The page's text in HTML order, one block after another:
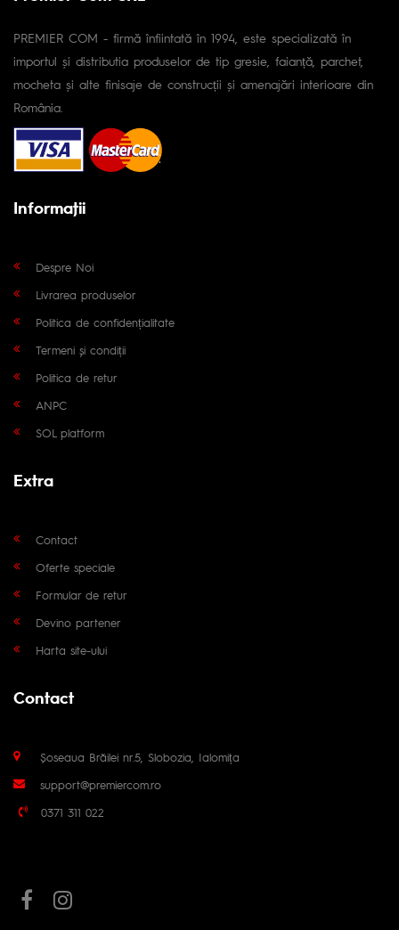
PREMIER COM - firmă înfiintată în 1994, este specializată în
importul și distributia produselor de tip gresie, faianță, parchet,
mocheta și alte finisaje de construcții și amenajări interioare din
România.
Informaţii
Despre Noi
Livrarea produselor
Politica de confidențialitate
Termeni și condiții
Politica de retur
ANPC
SOL platform
Extra
Contact
Oferte speciale
Formular de retur
Devino partener
Harta site-ului
Contact
Șoseaua Brăilei nr.5, Slobozia, Ialomița
support@premiercom.ro
0371 311 022